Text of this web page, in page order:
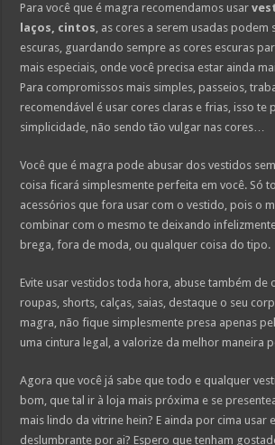
Para você que é magra recomendamos usar
laços, cintos, as cores a serem usadas podem
escuras, guardando sempre as cores escuras
mais especiais, onde você precisa estar ainda
Para compromissos mais simples, passeios,
recomendável é usar cores claras e frias, isso te
simplicidade, não sendo tão vulgar nas cores…
Você que é magra pode abusar dos vestidos
coisa ficará simplesmente perfeita em você. Só
acessórios que fora usar com o vestido, pois o
combinar com o mesmo te deixando
brega, fora de moda, ou qualquer coisa do tipo.
Evite usar vestidos toda hora, abuse também de
roupas, shorts, calças, saias, destaque o seu
magra, não fique simplesmente presa apenas
uma cintura legal, a valorize da melhor maneira
Agora que você já sabe que todo e qualquer
bom, que tal ir à loja mais próxima e se
mais lindo da vitrine hein? E ainda por cima usar
deslumbrante por ai? Espero que tenham